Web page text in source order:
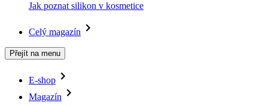
Jak poznat silikon v kosmetice
Celý magazín
Přejít na menu
E-shop
Magazín